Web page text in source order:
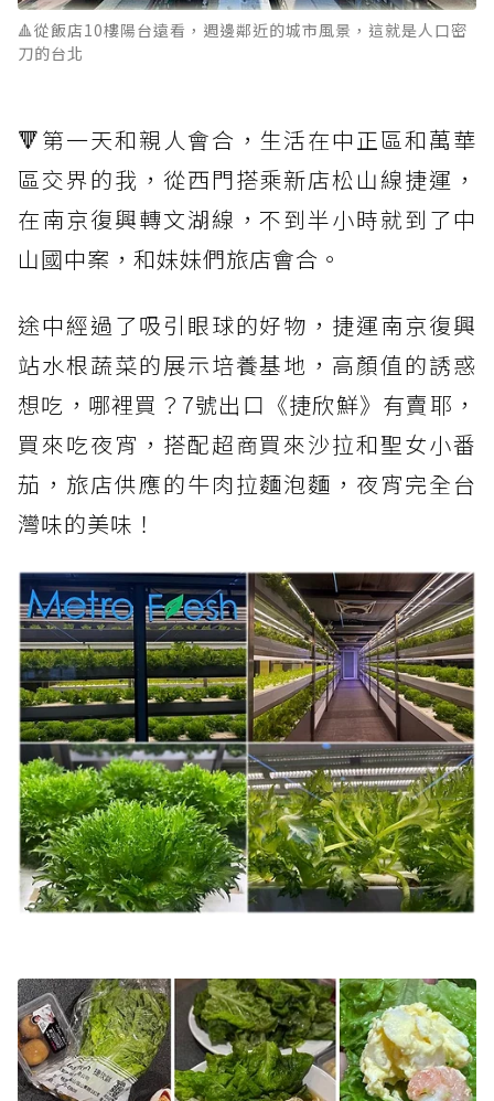
🔺從飯店10樓陽台遠看，週邊鄰近的城市風景，這就是人口密
刀的台北
🔻第一天和親人會合，生活在中正區和萬華
區交界的我，從西門搭乘新店松山線捷運，
在南京復興轉文湖線，不到半小時就到了中
山國中案，和妹妹們旅店會合。
途中經過了吸引眼球的好物，捷運南京復興
站水根蔬菜的展示培養基地，高顏值的誘惑
想吃，哪裡買？7號出口《捷欣鮮》有賣耶，
買來吃夜宵，搭配超商買來沙拉和聖女小番
茄，旅店供應的牛肉拉麵泡麵，夜宵完全台
灣味的美味！